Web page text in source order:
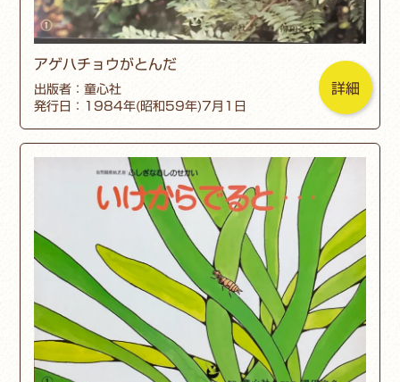
アゲハチョウがとんだ
出版者：童心社
発行日：1984年(昭和59年)7月1日
詳細